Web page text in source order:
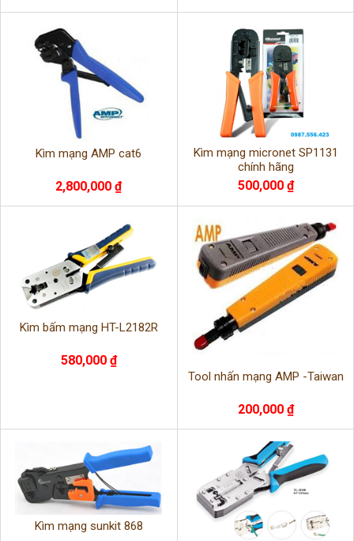
Kìm mạng AMP cat6
2,800,000 ₫
Kìm mạng micronet SP1131
chính hãng
500,000 ₫
Kìm bấm mạng HT-L2182R
580,000 ₫
Tool nhấn mạng AMP -Taiwan
200,000 ₫
Kìm mạng sunkit 868